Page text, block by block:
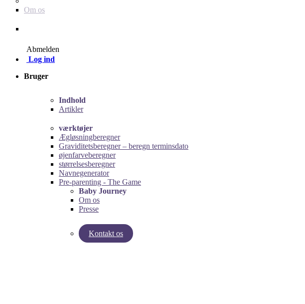
Om os
Abmelden
Log ind
Bruger
Indhold
Artikler
værktøjer
Ægløsningberegner
Graviditetsberegner – beregn terminsdato
øjenfarveberegner
størrelsesberegner
Navnegenerator
Pre-parenting - The Game
Baby Journey
Om os
Presse
Kontakt os